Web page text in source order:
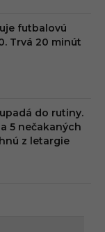
futbalovú
Trvá 20 minút
do rutiny.
5 nečakaných
z letargie